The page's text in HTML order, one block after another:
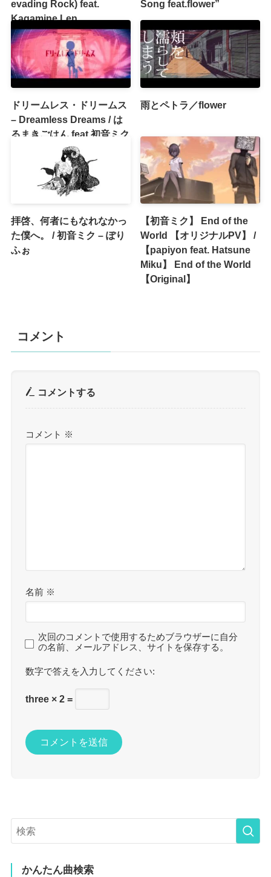
evading Rock) feat.
Kagamine Len
Song feat.flower”
ドリームレス・ドリームス
– Dreamless Dreams / は
るまきごはん feat.初音ミク
雨とペトラ／flower
拝啓、何者にもなれなかっ
た僕へ。 / 初音ミク – ぽり
ふぉ
【初音ミク】 End of the
World 【オリジナルPV】 /
【papiyon feat. Hatsune
Miku】 End of the World
【Original】
コメント
コメントする
コメント ※
名前 ※
次回のコメントで使用するためブラウザーに自分
の名前、メールアドレス、サイトを保存する。
数字で答えを入力してください:
three × 2 =
かんたん曲検索